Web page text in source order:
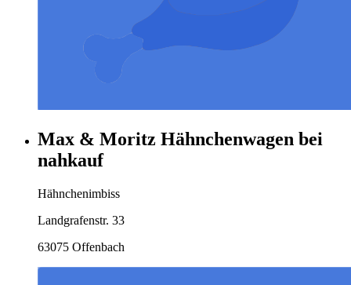
Max & Moritz Hähnchenwagen bei
nahkauf
Hähnchenimbiss
Landgrafenstr. 33
63075 Offenbach